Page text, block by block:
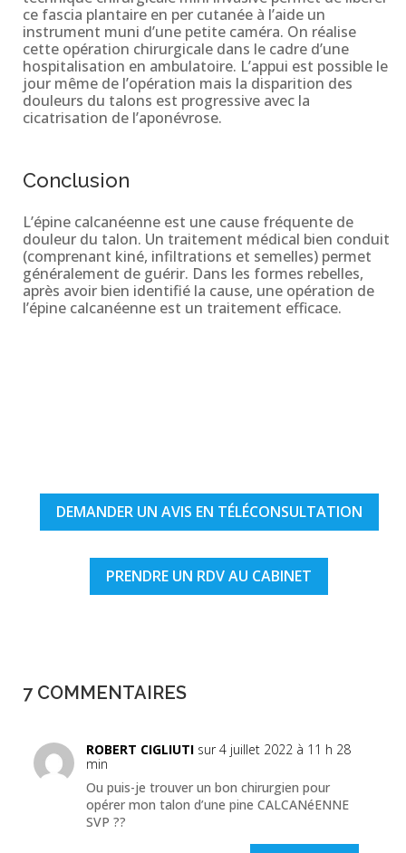
ce fascia plantaire en per cutanée à l’aide un
instrument muni d’une petite caméra. On réalise
cette opération chirurgicale dans le cadre d’une
hospitalisation en ambulatoire. L’appui est possible le
jour même de l’opération mais la disparition des
douleurs du talons est progressive avec la
cicatrisation de l’aponévrose.
Conclusion
L’épine calcanéenne est une cause fréquente de
douleur du talon. Un traitement médical bien conduit
(comprenant kiné, infiltrations et semelles) permet
généralement de guérir. Dans les formes rebelles,
après avoir bien identifié la cause, une opération de
l’épine calcanéenne est un traitement efficace.
DEMANDER UN AVIS EN TÉLÉCONSULTATION
PRENDRE UN RDV AU CABINET
7 COMMENTAIRES
ROBERT CIGLIUTI sur 4 juillet 2022 à 11 h 28
min
Ou puis-je trouver un bon chirurgien pour
opérer mon talon d’une pine CALCANéENNE
SVP ??